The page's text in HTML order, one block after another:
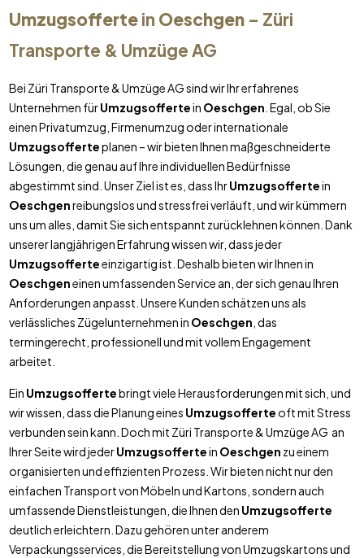
Umzugsoffertein Oeschgen– Züri
Transporte & Umzüge AG
Bei Züri Transporte & Umzüge AG sind wir Ihr erfahrenes
Unternehmen fürUmzugsoffertein Oeschgen . Egal, ob Sie
einen Privatumzug, Firmenumzug oder internationale
Umzugsofferteplanen – wir bieten Ihnen maßgeschneiderte
Lösungen, die genau auf Ihre individuellen Bedürfnisse
abgestimmt sind. Unser Ziel ist es, dass IhrUmzugsoffertein
Oeschgenreibungslos und stressfrei verläuft, und wir kümmern
uns um alles, damit Sie sich entspannt zurücklehnen können. Dank
unserer langjährigen Erfahrung wissen wir, dass jeder
Umzugsofferteeinzigartig ist. Deshalb bieten wir Ihnen in
Oeschgeneinen umfassenden Service an, der sich genau Ihren
Anforderungen anpasst. Unsere Kunden schätzen uns als
verlässliches Zügelunternehmen in Oeschgen , das
termingerecht, professionell und mit vollem Engagement
arbeitet.
Ein Umzugsoffertebringt viele Herausforderungen mit sich, und
wir wissen, dass die Planung eines Umzugsofferteoft mit Stress
verbunden sein kann. Doch mit Züri Transporte & Umzüge AG an
Ihrer Seite wird jederUmzugsoffertein Oeschgen zu einem
organisierten und effizienten Prozess. Wir bieten nicht nur den
einfachen Transport von Möbeln und Kartons, sondern auch
umfassende Dienstleistungen, die Ihnen den Umzugsofferte
deutlich erleichtern. Dazu gehören unter anderem
Verpackungsservices, die Bereitstellung von Umzugskartons und